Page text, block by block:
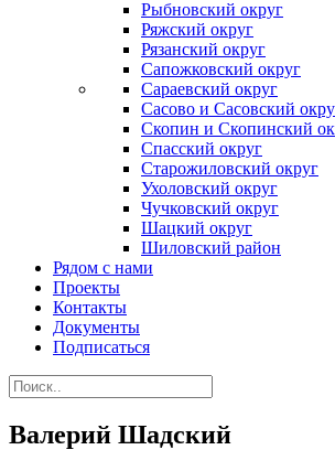
Рыбновский округ
Ряжский округ
Рязанский округ
Сапожковский округ
Сараевский округ
Сасово и Сасовский
Скопин и Скопинский
Спасский округ
Старожиловский округ
Ухоловский округ
Чучковский округ
Шацкий округ
Шиловский район
Рядом с нами
Проекты
Контакты
Документы
Подписаться
Валерий Шадский